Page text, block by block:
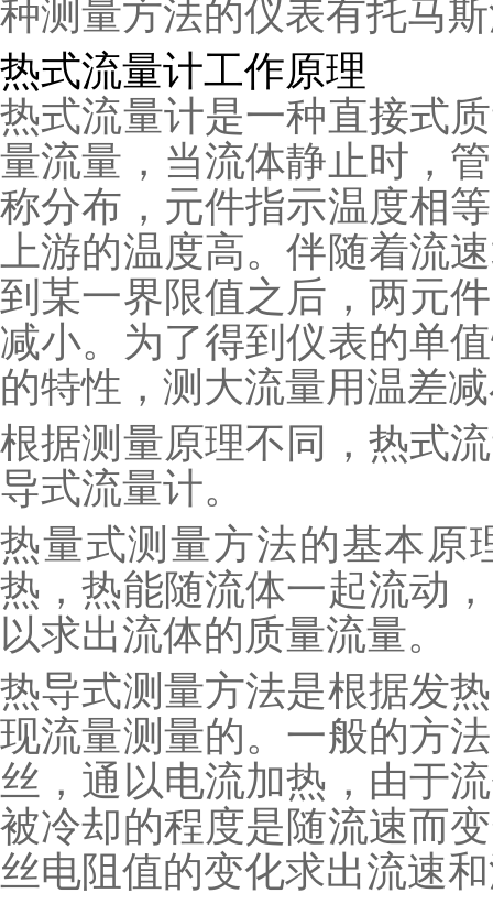
种测量方法的仪表有托马
热式流量计工作原理
热式流量计是一种直接式
量流量，当流体静止时，
称分布，元件指示温度相
上游的温度高。伴随着流
到某一界限值之后，两元
减小。为了得到仪表的单
的特性，测大流量用温差
根据测量原理不同，热式
导式流量计。
热量式测量方法的基本原
热，热能随流体一起流动
以求出流体的质量流量。
热导式测量方法是根据发
现流量测量的。一般的方
丝，通以电流加热，由于
被冷却的程度是随流速而
丝电阻值的变化求出流速